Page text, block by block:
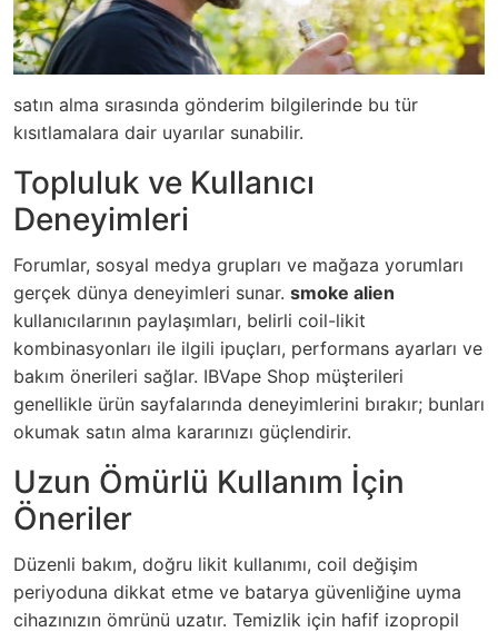
satın alma sırasında gönderim bilgilerinde bu tür
kısıtlamalara dair uyarılar sunabilir.
Topluluk ve Kullanıcı
Deneyimleri
Forumlar, sosyal medya grupları ve mağaza yorumları
gerçek dünya deneyimleri sunar. smoke alien
kullanıcılarının paylaşımları, belirli coil-likit
kombinasyonları ile ilgili ipuçları, performans ayarları ve
bakım önerileri sağlar. IBVape Shop müşterileri
genellikle ürün sayfalarında deneyimlerini bırakır; bunları
okumak satın alma kararınızı güçlendirir.
Uzun Ömürlü Kullanım İçin
Öneriler
Düzenli bakım, doğru likit kullanımı, coil değişim
periyoduna dikkat etme ve batarya güvenliğine uyma
cihazınızın ömrünü uzatır. Temizlik için hafif izopropil